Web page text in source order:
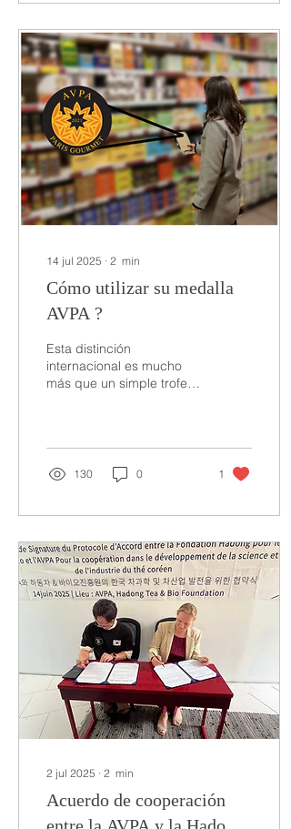
en valor los orígenes” y,
por supuesto, del “
impacto social ” de sus
tabletas de chocolate. Sus
palabras huelen a vainilla,
pero su discurso deja un
leve regusto de
paternalismo colonial.
Estos nuevos misioneros
del chocolate parten —
con camisa de lino y
sonrisa tierna— hacia
Perú,...
14 jul 2025 ∙ 2 min
Cómo utilizar su medalla
AVPA ?
Esta distinción
internacional es mucho
más que un simple trofeo:
130 0 1
2 jul 2025 ∙ 2 min
Acuerdo de cooperación